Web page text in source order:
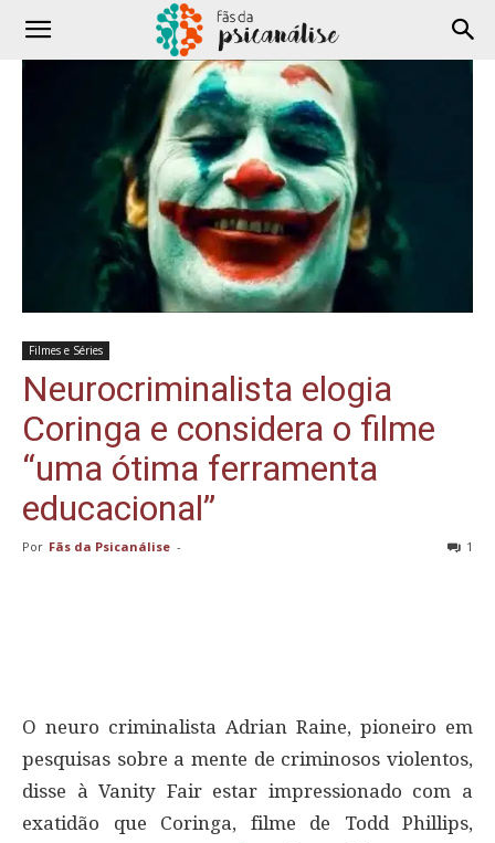
Filmes e Séries
Neurocriminalista elogia
Coringa e considera o filme
“uma ótima ferramenta
educacional”
Por Fãs da Psicanálise - 1
O neuro criminalista Adrian Raine, pioneiro em
pesquisas sobre a mente de criminosos violentos,
disse à Vanity Fair estar impressionado com a
exatidão que Coringa, filme de Todd Phillips,